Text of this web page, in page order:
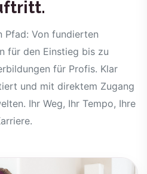
Pfad: Von fundierten
für den Einstieg bis zu
für Profis. Klar
und mit direktem Zugang
Ihr Weg, Ihr Tempo, Ihre